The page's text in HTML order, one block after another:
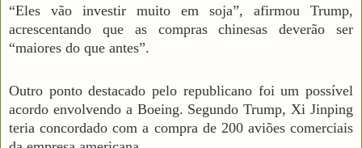
“Eles vão investir muito em soja”, afirmou Trump,
acrescentando que as compras chinesas deverão ser
“maiores do que antes”.
Outro ponto destacado pelo republicano foi um possível
acordo envolvendo a Boeing. Segundo Trump, Xi Jinping
teria concordado com a compra de 200 aviões comerciais